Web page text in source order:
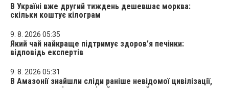
В Україні вже другий тиждень дешевшає морква:
скільки коштує кілограм
9. 8. 2026 05:35
Який чай найкраще підтримує здоров’я печінки:
відповідь експертів
9. 8. 2026 05:31
В Амазонії знайшли сліди раніше невідомої цивілізації,